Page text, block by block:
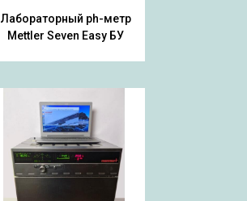
Лабораторный ph-метр
Mettler Seven Easy БУ